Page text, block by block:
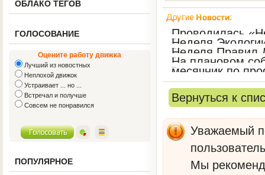
ОБЛАКО ТЕГОВ
ГОЛОСОВАНИЕ
Оцените работу движка
Лучший из новостных
Неплохой движок
Устраивает ... но ...
Встречал и получше
Совсем не понравился
ПОПУЛЯРНОЕ
Проводилась
Неделя
Неделя Правил
На плановом
месяц
месячник по
Вернуться к
Уважаемый
Мы